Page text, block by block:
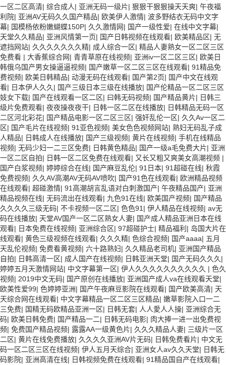
一区二区高清| 综合成人| 亚洲无码一级片| 狠狠干狠狠操天天爽| 午夜福
利院| 亚洲AV无码久久国产精品| 欧美伊人激情| 波多野结衣无码中文字
幕| 国模杨依粉嫩蝴蝶150P| 久久激情网| 国产一级性爱| 在线中文字幕|
天堂久久精品| 亚洲风情第一页| 国产日韩视频在线观看| 欧美精品区| 无
遮挡网站| 久久久久久久久精| 成人综合一区| 精品人妻熟女一区二区三区
免费看 | 大香蕉综合网| 青青草原在线视频| 亚洲iv一区二区三区| 欧美日
韩俄乌国产男女操逼逼视频| 国产嫩草一区二区三区在线观看| 91精品免
费视频| 欧美日韩精品| 动漫无码在线观看| 国产第2页| 国产中文在线观
看| 日本伊人久久 | 国产三级日本三级在线播放| 国产伦精品一区二区三区
妓女下载| 国产在线观看一区二区| 曰韩无码视频| 国产精品黄片| 日韩三
级片免费观看| 夜夜操夜夜干| 日韩一区二区在线播放| 日韩精品无码一区
二区河北彩花| 国产精品电影一区二区三区| 强奸乱伦一区| 久久Av一区二
区| 国产毛片在线视频| 91亚色视频| 美女色色视频网站| 熟妇无码乱子成
人精品| 日韩成人在线播放| 国产三级视频| 黄片在线视频| 手机在线精品
视频| 无码少妇一二三区免费| 日韩黄色精品| 国产一级a毛免费大片| 亚洲
一区二区自拍| 日韩一区二区免费在线观看| 又长又粗又爽美女高潮视频 |
国产白浆视频| 婷婷综合在线| 国产麻豆乱伦| 91日本| 91超碰在线| 秋霞
免费视频| 久久AV高潮AV无码AV喷吹| 国产91色在线观看| 欧洲精品视频
在线观看| 超碰激情| 91高潮胡言乱语对白刺激国产| 午夜精品国产| 亚洲
精品视频在线| 无码流出在线观看| 九色91在线| 欧美国产视频| 国产精品
久久久久三级无码| 不卡视频一区二区| 色色91 | 伊人精品在线视频| av无
码在线播放| 天堂AV国产一区二区熟女人妻| 国产成人精品亚洲日本在线
观看| 日本免费在线视频| 亚洲综合区| 97超碰护士| 精品福利 | 岛国大片在
线观看| 黄色三级视频在线观看| 久久久精| 色综合视频| 国产aaaa| 五月
天乱伦视频| 免费看黄视频| 六十路熟妇| 久久精品老司机| 亚洲国产精品
自拍| 日韩高清一区| 成人国产在线视频| 日韩亚洲天堂| 国产无码久久久 |
婷婷五月天激情网站| 中文字幕第一区| 伊人久久久久久久久久久久 | 色久
视频| 2019中文无码| 国产原创在线播放| 亚洲国产成人va在线观看天堂|
欧美性爱99| 色婷婷亚洲| 国产午夜麻豆影院在线观看| 国产欧美高清| 天
天综合网在线观看| 中文字幕精品一区二区三区精品| 嫩草影院入口一二
三免费| 国精无码欧精品亚洲一区| 日韩无套| 人人愛人人操| 亚洲综合无
码| 欧美日韩免费| 国产精品一二| 日韩无码电影| 肉大捧一进一出免费视
频| 免费国产精品视频| 露露AA一级黄色片| 久久久精品人妻| 三级片一区
二区| 黄片在线免费播放| 久久久久亚洲AV片无码| 日韩免费看片| 中文无
码一区二区三区在线视频| 伊人五月天综合| 亚洲女人av久久天堂| 日韩无
码影院| 亚洲高清在线| 日韩视频免费在线观看| 91精品国自产在线观看|